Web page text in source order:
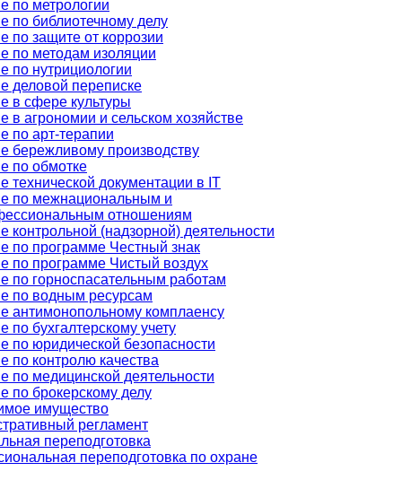
по метрологии
по библиотечному делу
по защите от коррозии
по методам изоляции
по нутрициологии
деловой переписке
в сфере культуры
в агрономии и сельском хозяйстве
по арт-терапии
бережливому производству
по обмотке
технической документации в IT
по межнациональным и
отношениям
контрольной (надзорной) деятельности
по программе Честный знак
по программе Чистый воздух
по горноспасательным работам
по водным ресурсам
антимонопольному комплаенсу
по бухгалтерскому учету
по юридической безопасности
по контролю качества
по медицинской деятельности
по брокерскому делу
имущество
регламент
переподготовка
переподготовка по охране